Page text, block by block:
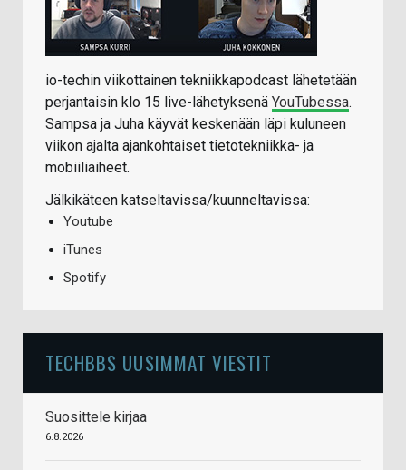
io-techin viikottainen tekniikkapodcast lähetetään
perjantaisin klo 15 live-lähetyksenä YouTubessa.
Sampsa ja Juha käyvät keskenään läpi kuluneen
viikon ajalta ajankohtaiset tietotekniikka- ja
mobiiliaiheet.
Jälkikäteen katseltavissa/kuunneltavissa:
Youtube
iTunes
Spotify
TECHBBS UUSIMMAT VIESTIT
Suosittele kirjaa
6.8.2026